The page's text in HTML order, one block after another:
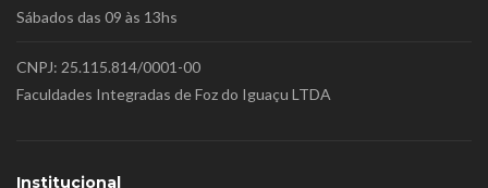
Sábados das 09 às 13hs
CNPJ: 25.115.814/0001-00
Faculdades Integradas de Foz do Iguaçu LTDA
Institucional